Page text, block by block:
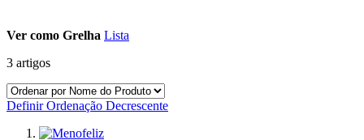
Ver como Grelha Lista
3 artigos
Definir Ordenação Decrescente